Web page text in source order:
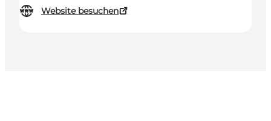
Website besuchen